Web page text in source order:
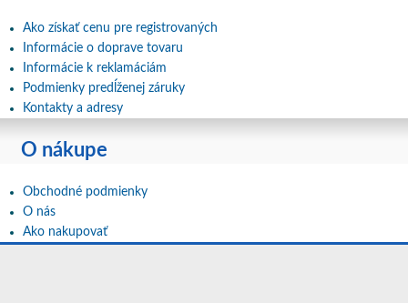
Ako získať cenu pre registrovaných
Informácie o doprave tovaru
Informácie k reklamáciám
Podmienky predĺženej záruky
Kontakty a adresy
O nákupe
Obchodné podmienky
O nás
Ako nakupovať